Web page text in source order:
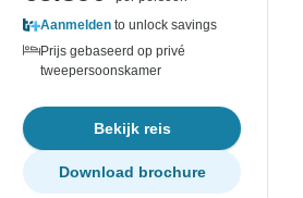
Aanmelden to unlock savings
Prijs gebaseerd op privé
tweepersoonskamer
Bekijk reis
Download brochure